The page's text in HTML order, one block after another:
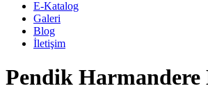
E-Katalog
Galeri
Blog
İletişim
Pendik